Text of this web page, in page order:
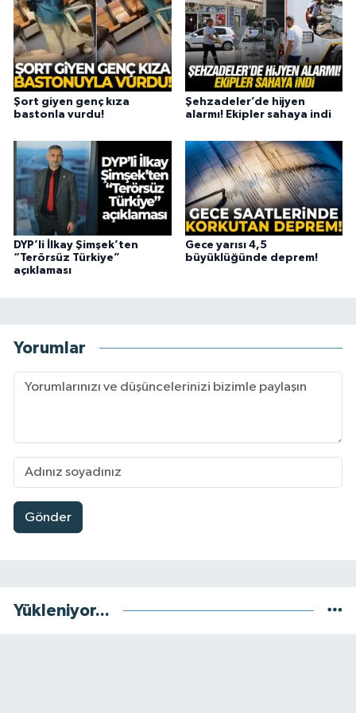
Şort giyen genç kıza
bastonla vurdu!
Şehzadeler’de hijyen
alarmı! Ekipler sahaya indi
DYP’li İlkay Şimşek’ten
“Terörsüz Türkiye”
açıklaması
Gece yarısı 4,5
büyüklüğünde deprem!
Yorumlar
Gönder
Yükleniyor...